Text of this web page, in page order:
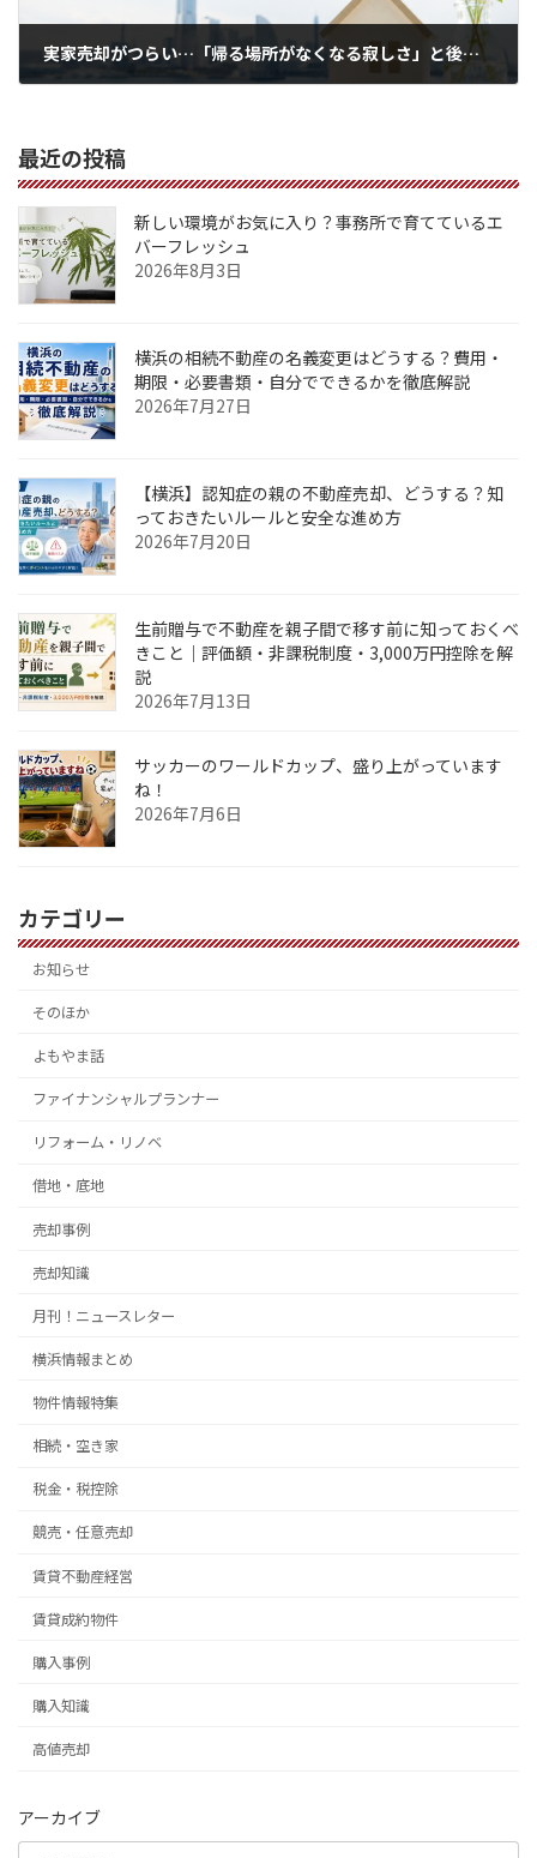
実家売却がつらい…「帰る場所がなくなる寂しさ」と後悔しないための考え方【横浜】
最近の投稿
新しい環境がお気に入り？事務所で育てているエ
バーフレッシュ
2026年8月3日
横浜の相続不動産の名義変更はどうする？費用・
期限・必要書類・自分でできるかを徹底解説
2026年7月27日
【横浜】認知症の親の不動産売却、どうする？知
っておきたいルールと安全な進め方
2026年7月20日
生前贈与で不動産を親子間で移す前に知っておくべ
きこと｜評価額・非課税制度・3,000万円控除を解
説
2026年7月13日
サッカーのワールドカップ、盛り上がっています
ね！
2026年7月6日
カテゴリー
お知らせ
そのほか
よもやま話
ファイナンシャルプランナー
リフォーム・リノベ
借地・底地
売却事例
売却知識
月刊！ニュースレター
横浜情報まとめ
物件情報特集
相続・空き家
税金・税控除
競売・任意売却
賃貸不動産経営
賃貸成約物件
購入事例
購入知識
高値売却
アーカイブ